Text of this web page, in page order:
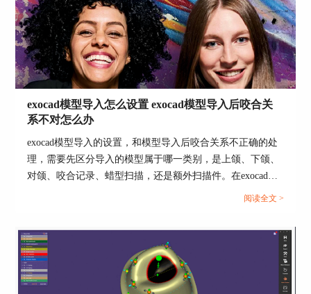
合关系的有效方法。通过精确地测量和调整咬合空
间，我们可以为患者设计出合适的修复体，提高其
使用的舒适度和满意度。
在使用exocad咬合架调咬合法时，我们首先需要在
软件中设置咬合架的参数，包括咬合架的大小、形
状和材质等。然后我们将咬合架放置在患者的口腔
中，让患者进行咬合动作。此时，咬合架会根据患
者的咬合力和牙齿的接触情况，自动调整咬合空间
的大小。
此后，我们可以在exocad中查看咬合架的调整结
果，并进行进一步的修改。我们可以通过调整咬合
法，预测和控制修复体在口腔中的位置和方向，以
提高修复体的舒适度和功能性。
exocad模型导入怎么设置 exocad模型导入后咬合关
系不对怎么办
exocad模型导入的设置，和模型导入后咬合关系不正确的处
理，需要先区分导入的模型属于哪一类别，是上颌、下颌、
对颌、咬合记录、蜡型扫描，还是额外扫描件。在exocad
DentalCAD中，可以通过Add/Remove Mesh功能加载不同类
及开放系统的DCM mesh等格式。...
阅读全文 >